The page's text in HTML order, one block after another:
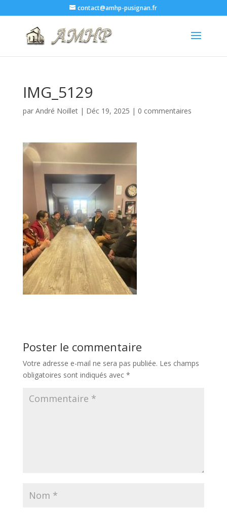
contact@amhp-pusignan.fr
IMG_5129
par André Noillet| Déc 19, 2025 | 0 commentaires
Poster le commentaire
Votre adresse e-mail ne sera pas publiée. Les champs
obligatoires sont indiqués avec *